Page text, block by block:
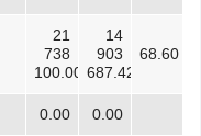
21
738
100.00
14
903
687.42
68.60
0.00 0.00